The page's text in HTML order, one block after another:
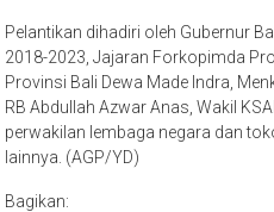
Pelantikan dihadiri oleh Gubernur
2018-2023, Jajaran Forkopimda
Provinsi Bali Dewa Made Indra,
RB Abdullah Azwar Anas, Wakil
perwakilan lembaga negara dan
lainnya. (AGP/YD)
Bagikan: